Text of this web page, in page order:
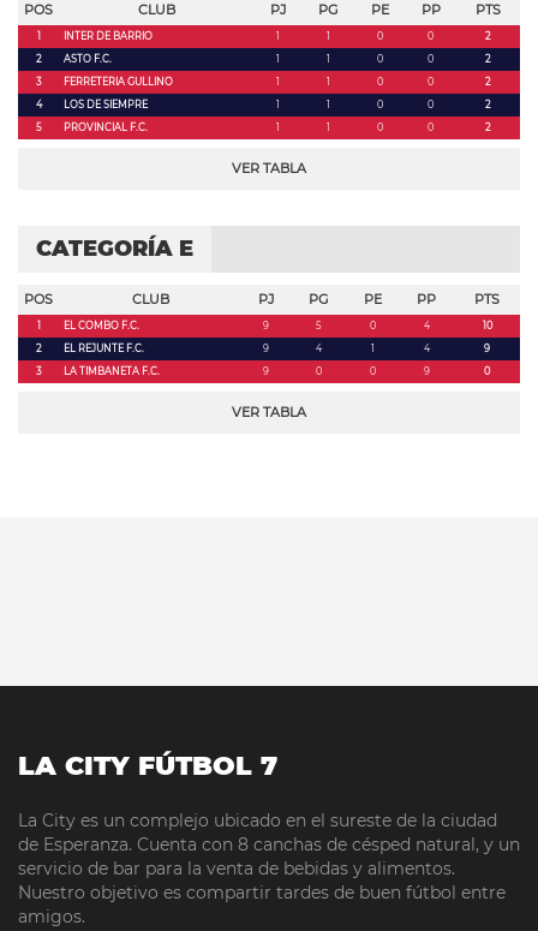
POS CLUB PJ PG PE PP PTS
1 INTER DE BARRIO 1 1 0 0
2
2
ASTO F.C. 1 1 0 0
2
3
FERRETERIA GULLINO 1 1 0 0
2
4
LOS DE SIEMPRE 1 1 0 0
2
5
PROVINCIAL F.C. 1 1 0 0 2
VER TABLA
CATEGORÍA E
POS CLUB PJ PG PE PP PTS
1 EL COMBO F.C. 9 5 0 4
10
2
EL REJUNTE F.C. 9 4 1 4
9
3
LA TIMBANETA F.C. 9 0 0 9 0
VER TABLA
LA CITY FÚTBOL 7
La City es un complejo ubicado en el sureste de la ciudad
de Esperanza. Cuenta con 8 canchas de césped natural, y un
servicio de bar para la venta de bebidas y alimentos.
Nuestro objetivo es compartir tardes de buen fútbol entre
amigos.